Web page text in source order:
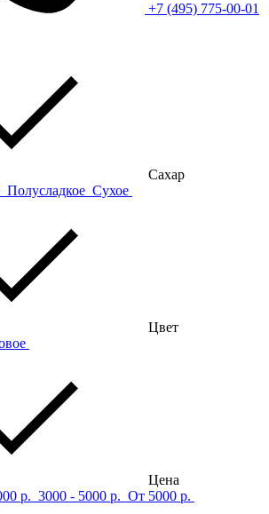
+7 (495) 775-00-01
Сахар
Полусладкое Сухое
Цвет
Цена
р. 3000 - 5000 р. От 5000 р.